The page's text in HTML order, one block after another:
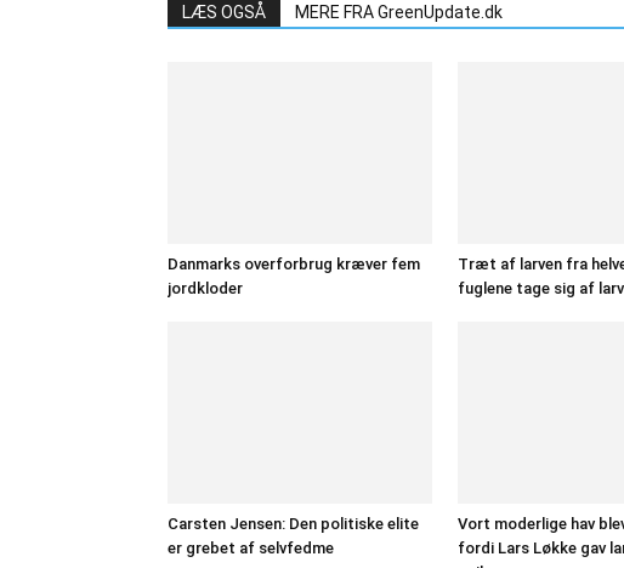
LÆS OGSÅ MERE FRA GreenUpdate.dk
Danmarks overforbrug kræver fem
jordkloder
Træt af larven fra
fuglene tage sig af
Carsten Jensen: Den politiske elite
er grebet af selvfedme
Vort moderlige hav
fordi Lars Løkke gav